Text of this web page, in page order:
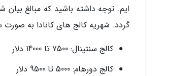
ایم. توجه داشته باشید که مبالغ
گردد. شهریه کالج های کانادا به صورت
کالج سنتینال: 7500 تا 14000 دلار
کالج دورهام: 5000 تا 9500 دلار